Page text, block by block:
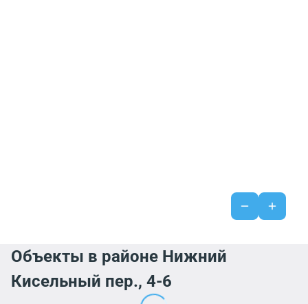
Объекты в районе Нижний
Кисельный пер., 4-6